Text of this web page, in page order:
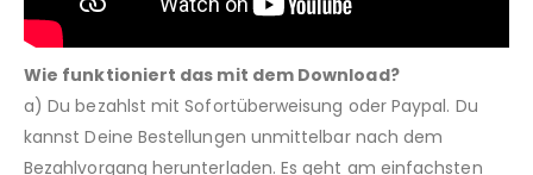
Wie funktioniert das mit dem Download?
a) Du bezahlst mit Sofortüberweisung oder Paypal. Du
kannst Deine Bestellungen unmittelbar nach dem
Bezahlvorgang herunterladen. Es geht am einfachsten